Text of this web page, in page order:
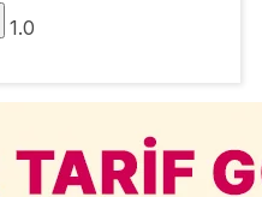
1.0